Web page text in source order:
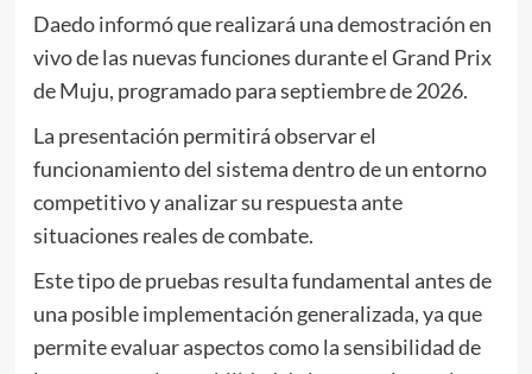
Daedo informó que realizará una demostración en
vivo de las nuevas funciones durante el Grand Prix
de Muju, programado para septiembre de 2026.
La presentación permitirá observar el
funcionamiento del sistema dentro de un entorno
competitivo y analizar su respuesta ante
situaciones reales de combate.
Este tipo de pruebas resulta fundamental antes de
una posible implementación generalizada, ya que
permite evaluar aspectos como la sensibilidad de